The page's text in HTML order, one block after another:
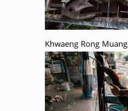
Khwaeng Rong Muang